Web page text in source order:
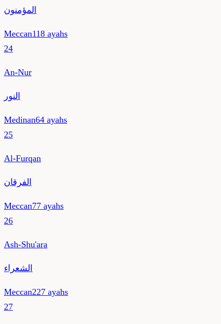
المؤمنون
Meccan118 ayahs
24
An-Nur
النور
Medinan64 ayahs
25
Al-Furqan
الفرقان
Meccan77 ayahs
26
Ash-Shu'ara
الشعراء
Meccan227 ayahs
27